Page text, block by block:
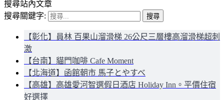
搜尋站內文章
搜尋關鍵字:
【彰化】員林 百果山溜滑梯 26公尺三層樓高溜滑梯超刺
激
【台南】貓門咖啡 Cafe Moment
【北海道】函館朝市 馬子とやすべ
【高雄】高雄愛河智選假日酒店 Holiday Inn。平價住宿
好選擇